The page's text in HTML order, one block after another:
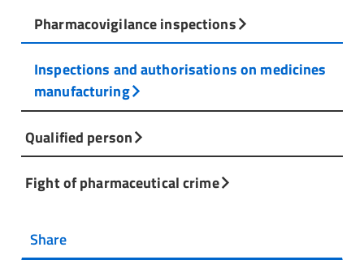
Pharmacovigilance inspections
Inspections and authorisations on medicines
manufacturing
Qualified person
Fight of pharmaceutical crime
Share